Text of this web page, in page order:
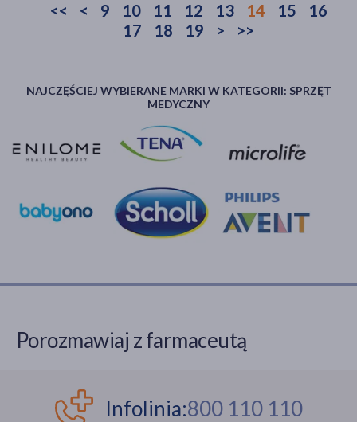
<< < 9 10 11 12 13 14 15
16
17
18 19 > >>
NAJCZĘŚCIEJ WYBIERANE MARKI W KATEGORII: SPRZĘT
MEDYCZNY
Porozmawiaj z farmaceutą
Infolinia:800 110 110